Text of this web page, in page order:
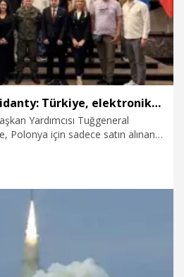
Polonyalı General Pidanty: Türkiye, elektronik harp ve Bayraktar başarısıyla NATO'da kilit ortaktır
Yardımcısı Tuğgeneral
Polonya için sadece satın alınan